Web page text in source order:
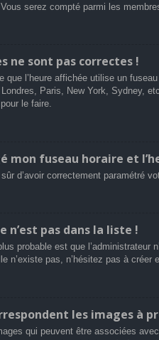
serez compté parmi les
ne sont pas correctes !
que l’heure affichée utilise un
Paris, New York, Sydney,
le faire.
mon fuseau horaire et
d’avoir correctement paramétré
n’est pas dans la liste !
probable est que l’administrateur
n’existe pas, n’hésitez pas à
les images à
qui peuvent être associées